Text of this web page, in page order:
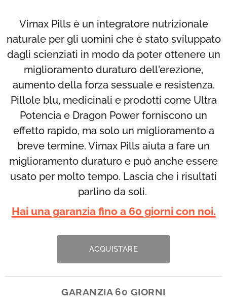
Vimax Pills è un integratore nutrizionale
naturale per gli uomini che è stato sviluppato
dagli scienziati in modo da poter ottenere un
miglioramento duraturo dell'erezione,
aumento della forza sessuale e resistenza.
Pillole blu, medicinali e prodotti come Ultra
Potencia e Dragon Power forniscono un
effetto rapido, ma solo un miglioramento a
breve termine. Vimax Pills aiuta a fare un
miglioramento duraturo e può anche essere
usato per molto tempo. Lascia che i risultati
parlino da soli.
Hai una garanzia fino a 60 giorni con noi.
ACQUISTARE
GARANZIA 60 GIORNI